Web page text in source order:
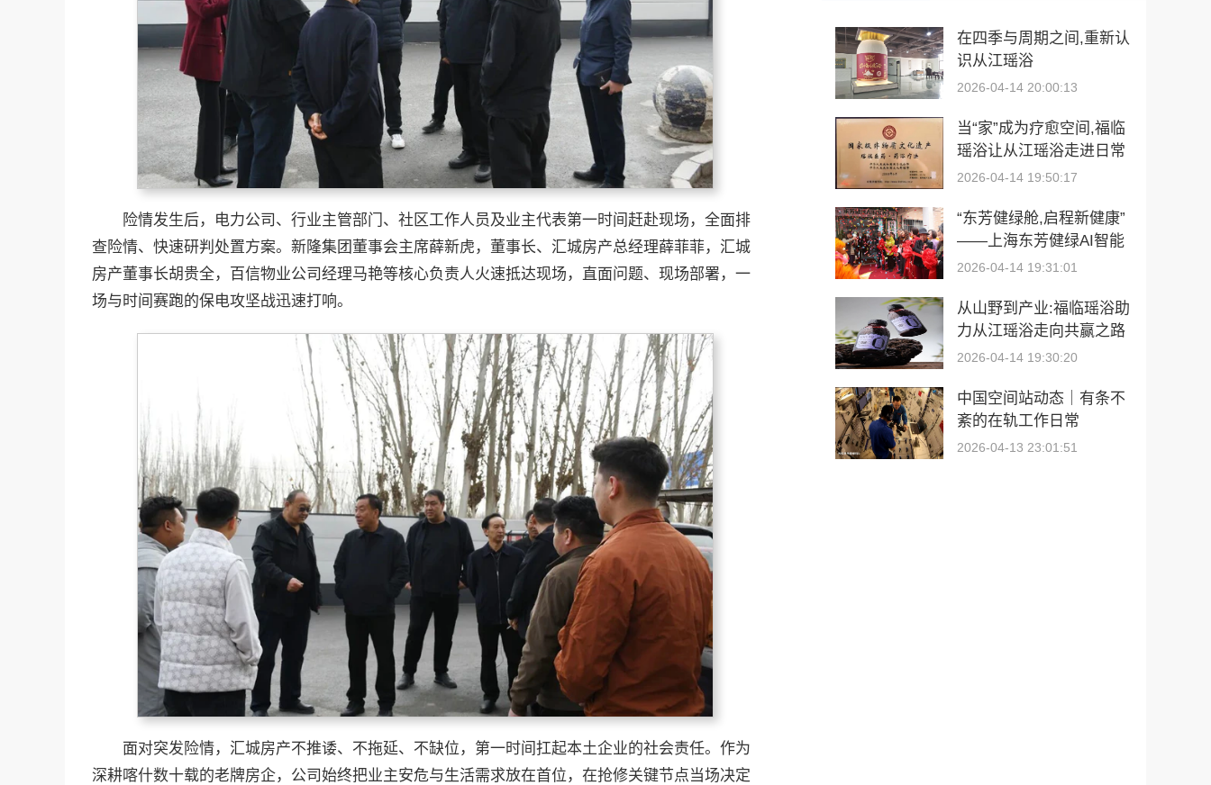
险情发生后，电力公司、行业主管部门、社区工作人员及业主代表第一时间赶赴现场，全面排
查险情、快速研判处置方案。新隆集团董事会主席薛新虎，董事长、汇城房产总经理薛菲菲，汇城
房产董事长胡贵全，百信物业公司经理马艳等核心负责人火速抵达现场，直面问题、现场部署，一
场与时间赛跑的保电攻坚战迅速打响。
面对突发险情，汇城房产不推诿、不拖延、不缺位，第一时间扛起本土企业的社会责任。作为
深耕喀什数十载的老牌房企，公司始终把业主安危与生活需求放在首位，在抢修关键节点当场决定
從“建國方略”到“十五五”的偉大跨越 獻給孫中山誕辰160周年暨鄭麗文訪陸
在四季与周期之间,重新认
识从江瑶浴
2026-04-14 20:00:13
当“家”成为疗愈空间,福临
瑶浴让从江瑶浴走进日常
生活
2026-04-14 19:50:17
“东芳健绿舱,启程新健康”
——上海东芳健绿AI智能
养身舱品牌发布会圆满成
2026-04-14 19:31:01
从山野到产业:福临瑶浴助
力从江瑶浴走向共赢之路
2026-04-14 19:30:20
中国空间站动态｜有条不
紊的在轨工作日常
2026-04-13 23:01:51